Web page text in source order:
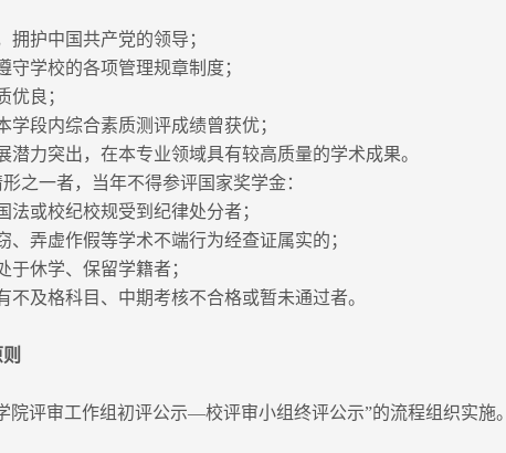
拥护中国共产党的领导；
守学校的各项管理规章制度；
优良；
学段内综合素质测评成绩曾获优；
潜力突出，在本专业领域具有较高质量的学术成果。
之一者，当年不得参评国家奖学金：
法或校纪校规受到纪律处分者；
、弄虚作假等学术不端行为经查证属实的；
于休学、保留学籍者；
不及格科目、中期考核不合格或暂未通过者。
评审工作组初评公示—校评审小组终评公示”的流程组织实施。